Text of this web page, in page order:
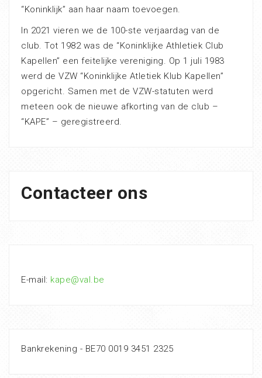
“Koninklijk” aan haar naam toevoegen.
In 2021 vieren we de 100-ste verjaardag van de
club. Tot 1982 was de “Koninklijke Athletiek Club
Kapellen” een feitelijke vereniging. Op 1 juli 1983
werd de VZW “Koninklijke Atletiek Klub Kapellen”
opgericht. Samen met de VZW-statuten werd
meteen ook de nieuwe afkorting van de club –
“KAPE” – geregistreerd.
Contacteer ons
E-mail: kape@val.be
Bankrekening - BE70 0019 3451 2325